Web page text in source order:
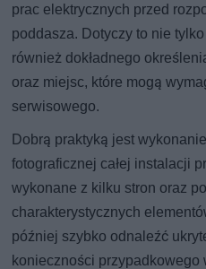
prac elektrycznych przed
poddasza. Dotyczy to nie
również dokładnego
oraz miejsc, które mogą
serwisowego.
Dobrą praktyką jest
fotograficznej całej instalacji
wykonane z kilku stron oraz
charakterystycznych
później szybko odnaleźć
konieczności przypadkowego